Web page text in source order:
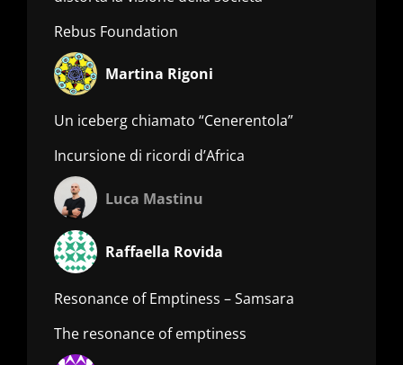
Rebus Foundation
Martina Rigoni
Un iceberg chiamato “Cenerentola”
Incursione di ricordi d’Africa
Luca Mastinu
Raffaella Rovida
Resonance of Emptiness – Samsara
The resonance of emptiness